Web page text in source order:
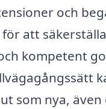
och
att
kompetent
som nya,